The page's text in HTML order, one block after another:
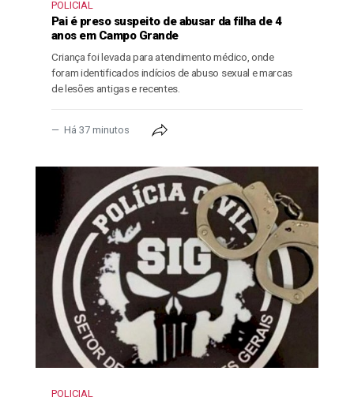
POLICIAL
Pai é preso suspeito de abusar da filha de 4
anos em Campo Grande
Criança foi levada para atendimento médico, onde
foram identificados indícios de abuso sexual e marcas
de lesões antigas e recentes.
Há 37 minutos
POLICIAL